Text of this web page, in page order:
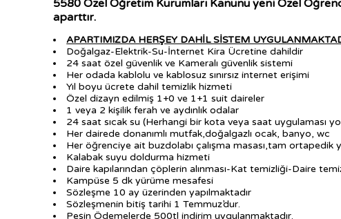
5580 Özel Öğretim Kurumları Kanunu yeni Özel
aparttır.
APARTIMIZDA HERŞEY DAHİL SİSTEM
Doğalgaz-Elektrik-Su-İnternet Kira Ücretine dahildir
24 saat özel güvenlik ve Kameralı güvenlik sistemi
Her odada kablolu ve kablosuz sınırsız internet erişimi
Yıl boyu ücrete dahil temizlik hizmeti
Özel dizayn edilmiş 1+0 ve 1+1 suit daireler
1 veya 2 kişilik ferah ve aydınlık odalar
24 saat sıcak su (Herhangi bir kota veya saat uygulaması
Her dairede donanımlı mutfak,doğalgazlı ocak, banyo, wc
Her öğrenciye ait buzdolabı çalışma masası,tam ortapedik
Kalabak suyu doldurma hizmeti
Daire kapılarından çöplerin alınması-Kat temizliği-Daire
Kampüse 5 dk yürüme mesafesi
Sözleşme 10 ay üzerinden yapılmaktadır
Sözleşmenin bitiş tarihi 1 Temmuz’dur.
Peşin Ödemelerde 500tl indirim uygulanmaktadır.